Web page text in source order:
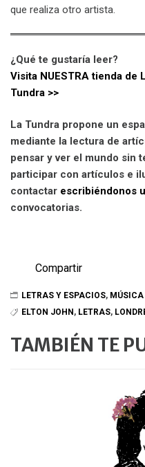
que realiza otro artista.
¿Qué te gustaría leer?
Visita NUESTRA tienda de
Tundra >>
La Tundra propone un
mediante la lectura de
pensar y ver el mundo sin
participar con artículos e
contactar escribiéndonos
convocatorias.
Compartir
LETRAS Y ESPACIOS, MÚSICA
ELTON JOHN , LETRAS,
TAMBIÉN TE